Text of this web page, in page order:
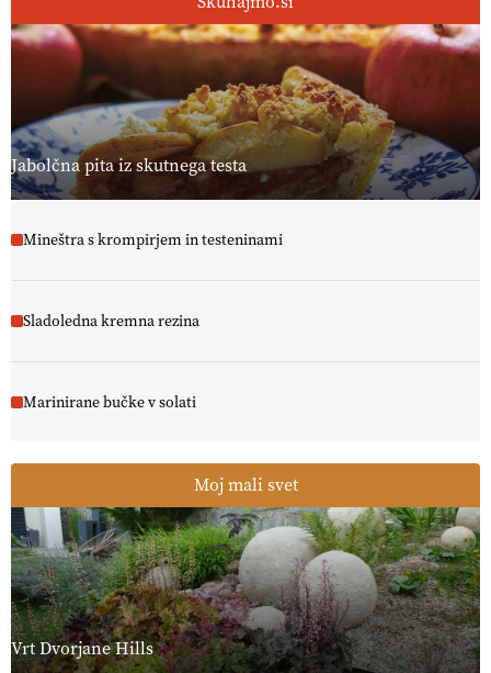
Jabolčna pita iz skutnega testa
Mineštra s krompirjem in testeninami
Sladoledna kremna rezina
Marinirane bučke v solati
Moj mali svet
Vrt Dvorjane Hills